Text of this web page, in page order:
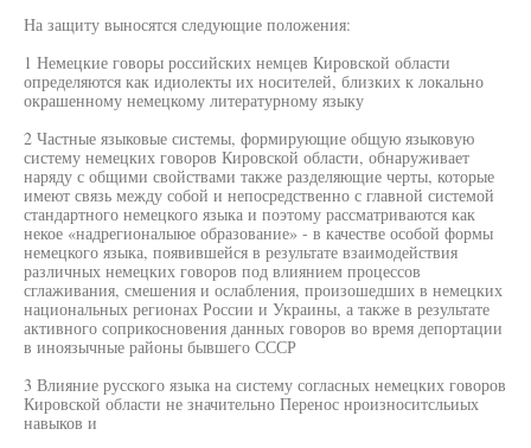
На защиту выносятся следующие положения:
1 Немецкие говоры российских немцев Кировской области
определяются как идиолекты их носителей, близких к локально
окрашенному немецкому литературному языку
2 Частные языковые системы, формирующие общую языковую
систему немецких говоров Кировской области, обнаруживает
наряду с общими свойствами также разделяющие черты, которые
имеют связь между собой и непосредственно с главной системой
стандартного немецкого языка и поэтому рассматриваются как
некое «надрегионалыюе образование» - в качестве особой формы
немецкого языка, появившейся в результате взаимодействия
различных немецких говоров под влиянием процессов
сглаживания, смешения и ослабления, произошедших в немецких
национальных регионах России и Украины, а также в результате
активного соприкосновения данных говоров во время депортации
в иноязычные районы бывшего СССР
3 Влияние русского языка на систему согласных немецких говоров
Кировской области не значительно Перенос нроизноситсльиых
навыков и